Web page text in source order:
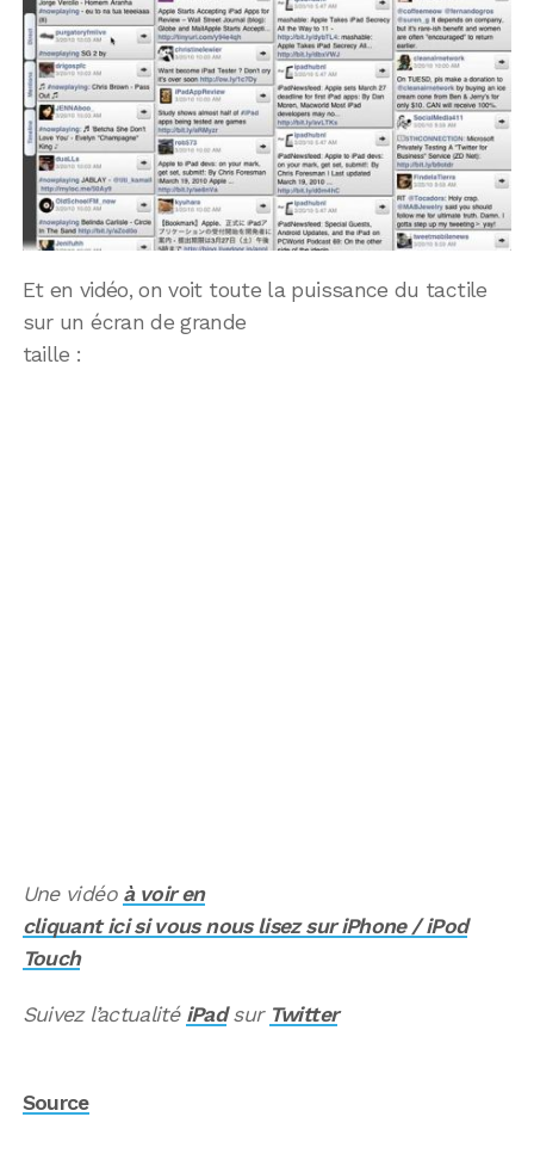
Et en vidéo, on voit toute la puissance du tactile
sur un écran de grande
taille :
Une vidéo à voir en
cliquant ici si vous nous lisez sur iPhone / iPod
Touch
Suivez l’actualité iPadsur Twitter
Source